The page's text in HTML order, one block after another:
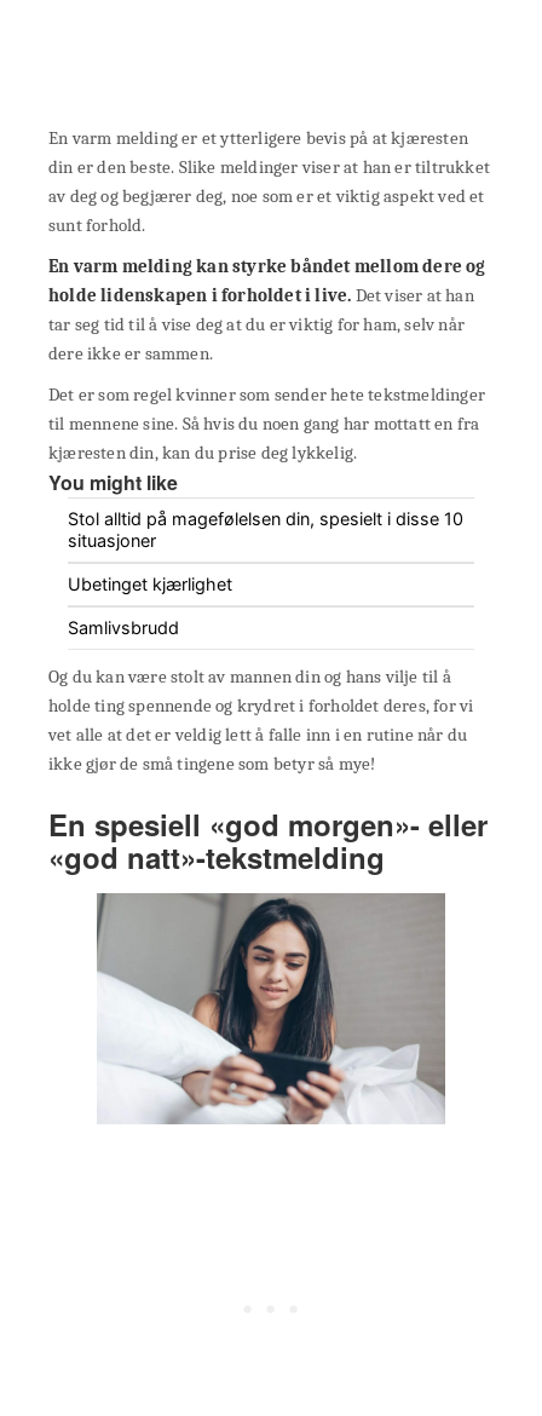
En varm melding er et ytterligere bevis på at kjæresten
din er den beste. Slike meldinger viser at han er tiltrukket
av deg og begjærer deg, noe som er et viktig aspekt ved et
sunt forhold.
En varm melding kan styrke båndet mellom dere og
holde lidenskapen i forholdet i live. Det viser at han
tar seg tid til å vise deg at du er viktig for ham, selv når
dere ikke er sammen.
Det er som regel kvinner som sender hete tekstmeldinger
til mennene sine. Så hvis du noen gang har mottatt en fra
kjæresten din, kan du prise deg lykkelig.
You might like
Stol alltid på magefølelsen din, spesielt i disse 10
situasjoner
Ubetinget kjærlighet
Samlivsbrudd
Og du kan være stolt av mannen din og hans vilje til å
holde ting spennende og krydret i forholdet deres, for vi
vet alle at det er veldig lett å falle inn i en rutine når du
ikke gjør de små tingene som betyr så mye!
En spesiell «god morgen»- eller
«god natt»-tekstmelding